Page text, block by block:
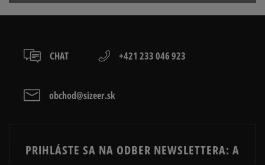
CHAT +421 233 046 923
obchod@sizeer.sk
PRIHLÁSTE SA NA ODBER NEWSLETTERA: A